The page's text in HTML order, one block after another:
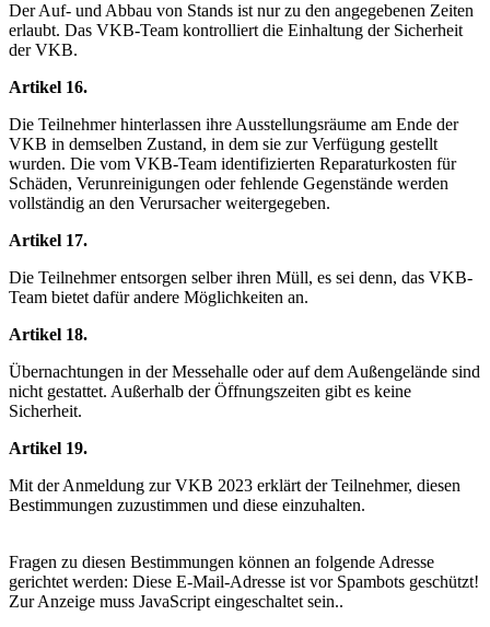
Der Auf- und Abbau von Stands ist nur zu den angegebenen Zeiten
erlaubt. Das VKB-Team kontrolliert die Einhaltung der Sicherheit
der VKB.
Artikel 16.
Die Teilnehmer hinterlassen ihre Ausstellungsräume am Ende der
VKB in demselben Zustand, in dem sie zur Verfügung gestellt
wurden. Die vom VKB-Team identifizierten Reparaturkosten für
Schäden, Verunreinigungen oder fehlende Gegenstände werden
vollständig an den Verursacher weitergegeben.
Artikel 17.
Die Teilnehmer entsorgen selber ihren Müll, es sei denn, das VKB-
Team bietet dafür andere Möglichkeiten an.
Artikel 18.
Übernachtungen in der Messehalle oder auf dem Außengelände sind
nicht gestattet. Außerhalb der Öffnungszeiten gibt es keine
Sicherheit.
Artikel 19.
Mit der Anmeldung zur VKB 2023 erklärt der Teilnehmer, diesen
Bestimmungen zuzustimmen und diese einzuhalten.
Fragen zu diesen Bestimmungen können an folgende Adresse
gerichtet werden: Diese E-Mail-Adresse ist vor Spambots geschützt!
Zur Anzeige muss JavaScript eingeschaltet sein..